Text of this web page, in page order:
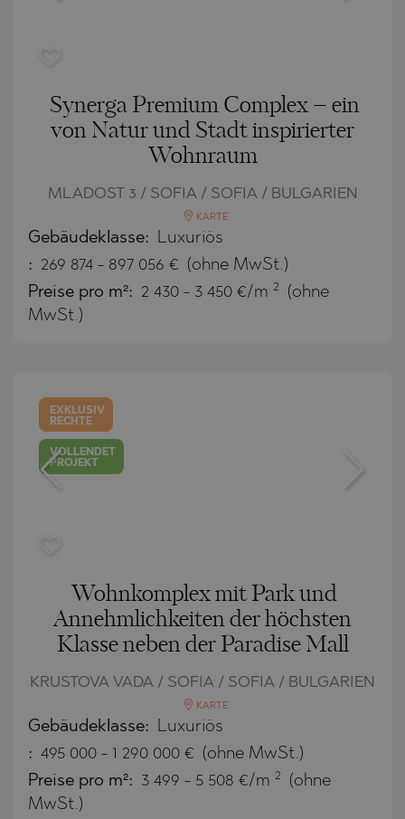
Synerga Premium Complex – ein
von Natur und Stadt inspirierter
Wohnraum
MLADOST 3 / SOFIA / SOFIA / BULGARIEN
KARTE
Gebäudeklasse: Luxuriös
: 269 874 - 897 056 € (ohne MwSt.)
Preise pro m²: 2 430 - 3 450 €/m 2
(ohne
MwSt.)
EXKLUSIV
RECHTE
VOLLENDET
PROJEKT
Wohnkomplex mit Park und
Annehmlichkeiten der höchsten
Klasse neben der Paradise Mall
KRUSTOVA VADA / SOFIA / SOFIA / BULGARIEN
KARTE
Gebäudeklasse: Luxuriös
: 495 000 - 1 290 000 € (ohne MwSt.)
Preise pro m²: 3 499 - 5 508 €/m 2
(ohne
MwSt.)